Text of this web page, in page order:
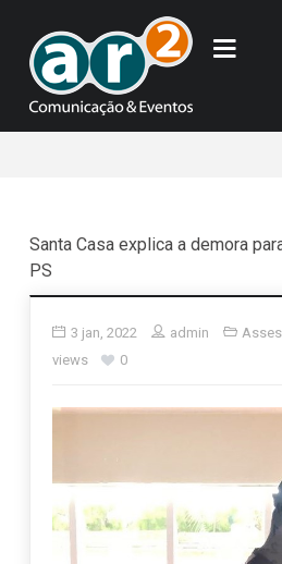
Santa Casa explica a demora
PS
3 jan, 2022 admin
views
0